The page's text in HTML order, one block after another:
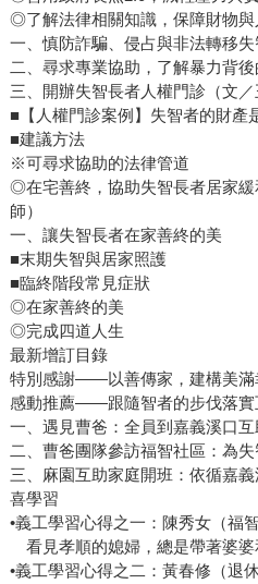
◎了解法律相關知識，保障財物與
一、慎防詐騙、侵占與非法轉移
二、尋求專業協助，了解暴力背
三、開辦失智長者人權門診（文／
■【人權門診案例】失智者的財產
■建議方法
※可尋求協助的法律管道
◎在宅善終，協助失智長者居家
師）
一、讓失智長者在家善終的美
■末期失智與居家照護
■臨終階段常見症狀
◎在家善終的美
◎完成四道人生
最新增訂目錄
特別感謝——以善傳家，建構美滿
感動推薦——跟隨智者的步伐落實
一、遇見曹爸：全員到嘉義溪口
二、曹爸團隊參訪福智社區：為
三、麻園互助家庭開班：依循嘉
喜學習
•義工學習心得之一：陳秀女（福
看見孝順的媳婦，總是帶著婆
•義工學習心得之二：黃春修（退休